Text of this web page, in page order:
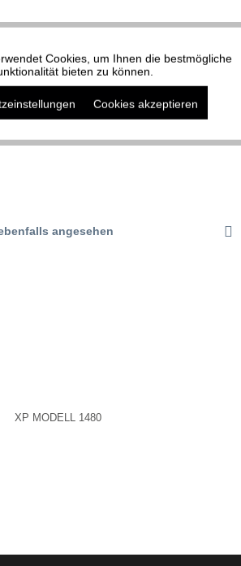
XP MODELL 1623
angesehen
XP MODELL 1480
Aktiv
Aktiv
Cookies, um Ihnen die bestmögliche
bieten zu können.
Cookies akzeptieren